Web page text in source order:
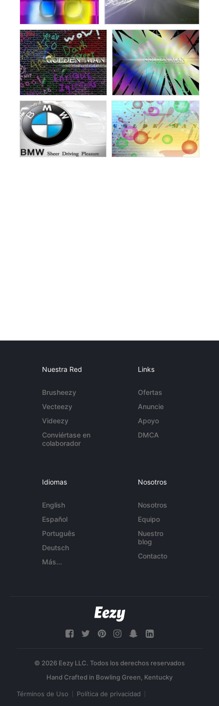
Nuestra Red
Brusheezy
Vecteezy
Videezy
Conviértase en
colaborador
Links
Ofertas
Anuncie
Apoyo
DMCA
Idiomas
English
Español
Português
Deutsch
Más...
Nosotros
Nosotros
Equipo
Nuestro
blog
Contacto
© 2026 Eezy LLC. Todos los derechos reservados
Términos de Uso Política de privacidad